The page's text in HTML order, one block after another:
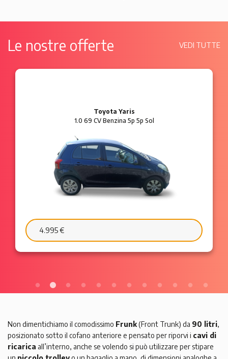
Le nostre offerte VEDI TUTTE
Ford Ka
1.2 8V 69 CV Benzina 3p Plus
6.595 €
Non dimentichiamo il comodissimo Frunk(Front Trunk) da 90 litri,
posizionato sotto il cofano anteriore e pensato per riporvi i cavi di
ricarica all’interno, anche se volendo si può utilizzare per stipare